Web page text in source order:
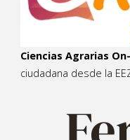
Ciencias Agrarias
ciudadana desde la